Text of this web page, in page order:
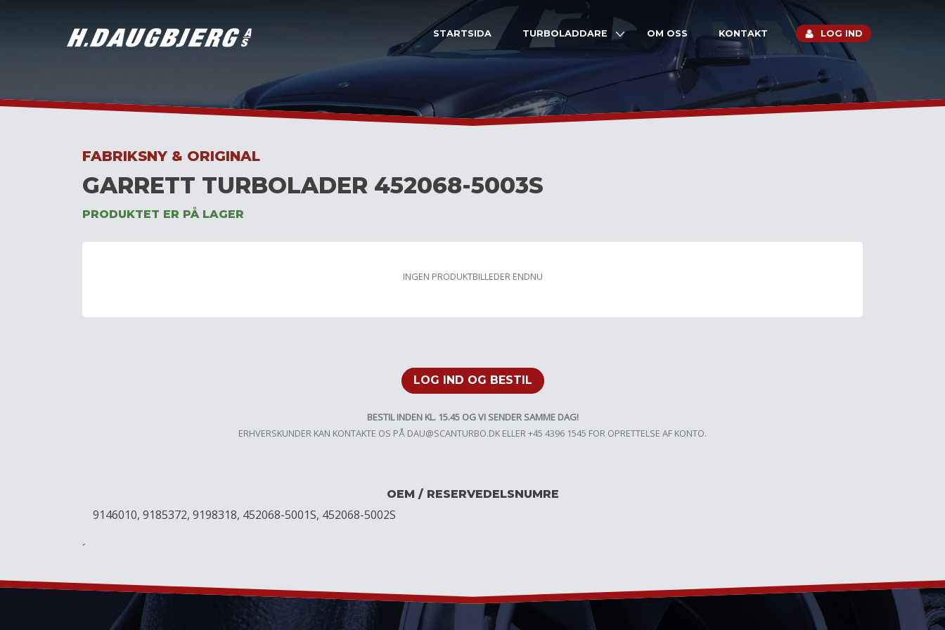
STARTSIDA TURBOLADDARE OM OSS KONTAKT LOG IND
FABRIKSNY & ORIGINAL
GARRETT TURBOLADER 452068-5003S
PRODUKTET ER PÅ LAGER
INGEN PRODUKTBILLEDER ENDNU
LOG IND OG BESTIL
BESTIL INDEN KL. 15.45 OG VI SENDER SAMME DAG!
ERHVERSKUNDER KAN KONTAKTE OS PÅ DAU@SCANTURBO.DK ELLER +45 4396 1545 FOR OPRETTELSE AF KONTO.
OEM / RESERVEDELSNUMRE
9146010, 9185372, 9198318, 452068-5001S, 452068-5002S
´